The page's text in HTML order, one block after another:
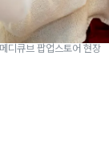
디큐브 팝업스토어 현장